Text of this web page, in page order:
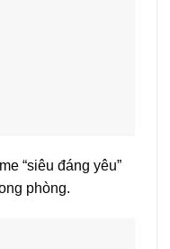
“siêu đáng yêu”
phòng.